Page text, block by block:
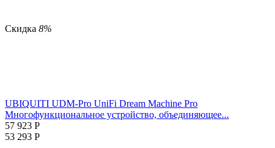
Скидка 8%
UBIQUITI UDM-Pro UniFi Dream Machine Pro
Многофункциональное устройство, объединяющее...
57 923 Р
53 293 Р